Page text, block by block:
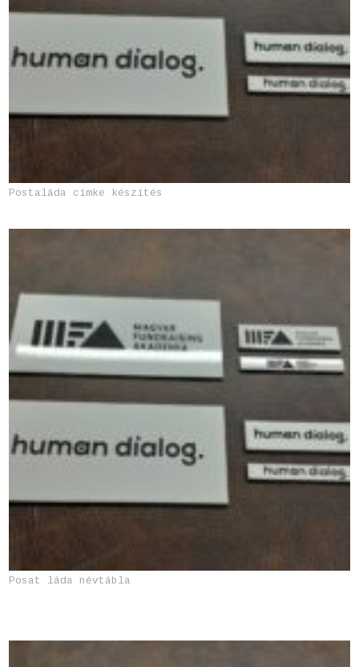
Postaláda címke készítés
Posat láda névtábla